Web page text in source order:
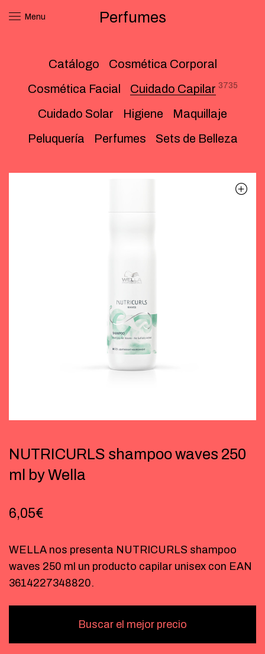
Menu Perfumes
Catálogo
Cosmética Corporal
Cosmética Facial
Cuidado Capilar 3735
Cuidado Solar Higiene
Maquillaje
Peluquería
Perfumes Sets de Belleza
NUTRICURLS shampoo waves 250
ml by Wella
6,05€
WELLA nos presenta NUTRICURLS shampoo
waves 250 ml un producto capilar unisex con EAN
3614227348820.
Buscar el mejor precio